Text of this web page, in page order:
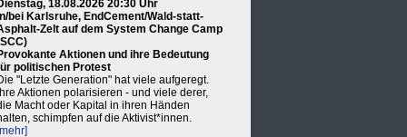
18.08.2026 20:30 Uhr
bei Karlsruhe, EndCement/Wald-statt-
Zelt auf dem System Change Camp
Aktionen und ihre Bedeutung
politischen Protest
"Letzte Generation" hat viele aufgeregt.
Aktionen polarisieren - und viele derer,
Macht oder Kapital in ihren Händen
schimpfen auf die Aktivist*innen.